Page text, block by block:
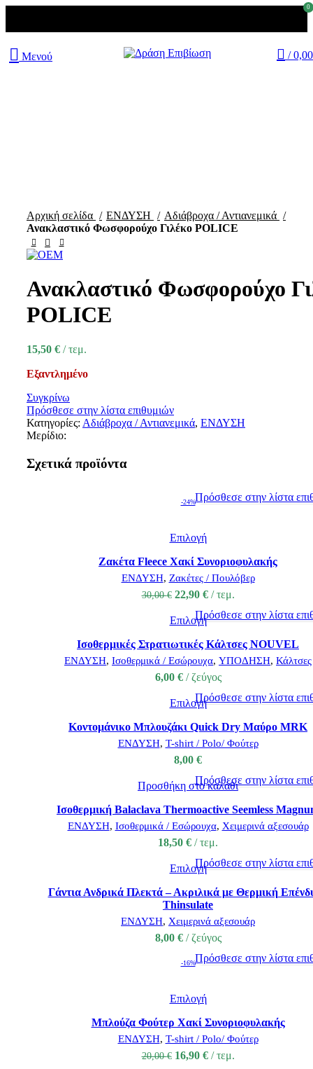
Μενού
0
/
Αρχική σελίδα
ΕΝΔΥΣΗ
Αδιάβροχα / Αντιανεμικά
Ανακλαστικό Φωσφορούχο Γιλέκο POLICE
Ανακλαστικό Φωσφορούχο
POLICE
15,50 € τεμ.
Εξαντλημένο
Συγκρίνω
Πρόσθεσε στην λίστα επιθυμιών
Κατηγορίες: Αδιάβροχα / Αντιανεμικά, ΕΝΔΥΣΗ
Μερίδιο:
Σχετικά προϊόντα
-24%Πρόσθεσε στην λίστα
Επιλογή
Zακέτα Fleece Χακί Συνοριοφυλακής
ΕΝΔΥΣΗ, Ζακέτες / Πουλόβερ
30,00€ 22,90 €
τεμ.
Πρόσθεσε στην λίστα
Επιλογή
Ισοθερμικές Στρατιωτικές Κάλτσες NOUVEL
ΕΝΔΥΣΗ, Ισοθερμικά / Εσώρουχα, ΥΠΟΔΗΣΗ, Κάλτσες
6,00 €
ζεύγος
Πρόσθεσε στην λίστα
Επιλογή
Κοντομάνικο Μπλουζάκι Quick Dry Μαύρο MRK
ΕΝΔΥΣΗ, T-shirt / Polo/ Φούτερ
8,00 €
Πρόσθεσε στην λίστα
Προσθήκη στο καλάθι
Ισοθερμική Balaclava Thermoactive Seemless
ΕΝΔΥΣΗ, Ισοθερμικά / Εσώρουχα, Χειμερινά αξεσουάρ
18,50 €
τεμ.
Πρόσθεσε στην λίστα
Επιλογή
Γάντια Ανδρικά Πλεκτά – Ακριλικά με Θερμική
Thinsulate
ΕΝΔΥΣΗ, Χειμερινά αξεσουάρ
8,00 € ζεύγος
-16%Πρόσθεσε στην λίστα
Επιλογή
Μπλούζα Φούτερ Χακί Συνοριοφυλακής
ΕΝΔΥΣΗ, T-shirt / Polo/ Φούτερ
20,00€ 16,90 €
τεμ.